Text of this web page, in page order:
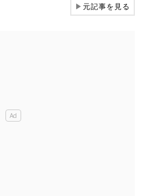
▶元記事を見る